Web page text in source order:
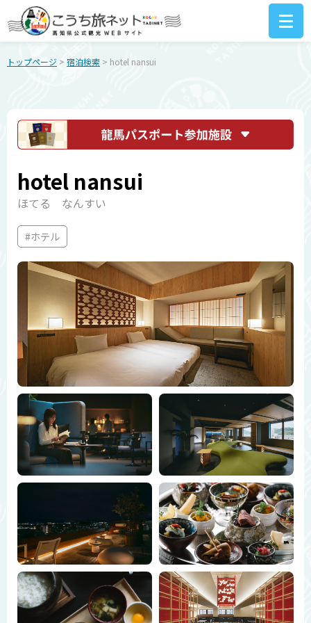
トップページ > 宿泊検索 > hotel nansui
hotel nansui
ほてる なんすい
#ホテル